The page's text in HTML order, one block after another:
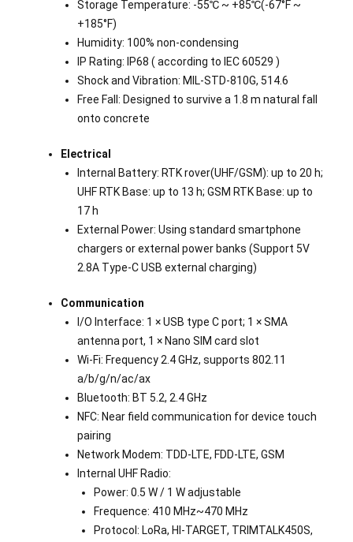
Storage Temperature: -55℃ ~ +85℃(-67°F ~
+185°F)
Humidity: 100% non-condensing
IP Rating: IP68 ( according to lEC 60529 )
Shock and Vibration: MIL-STD-810G, 514.6
Free Fall: Designed to survive a 1.8 m natural fall
onto concrete
Electrical
Internal Battery: RTK rover(UHF/GSM): up to 20 h;
UHF RTK Base: up to 13 h; GSM RTK Base: up to
17 h
External Power: Using standard smartphone
chargers or external power banks (Support 5V
2.8A Type-C USB external charging)
Communication
I/O Interface: 1 × USB type C port; 1 × SMA
antenna port, 1 × Nano SIM card slot
Wi-Fi: Frequency 2.4 GHz, supports 802.11
a/b/g/n/ac/ax
Bluetooth: BT 5.2, 2.4 GHz
NFC: Near field communication for device touch
pairing
Network Modem: TDD-LTE, FDD-LTE, GSM
Internal UHF Radio:
Power: 0.5 W / 1 W adjustable
Frequence: 410 MHz~470 MHz
Protocol: LoRa, HI-TARGET, TRIMTALK450S,